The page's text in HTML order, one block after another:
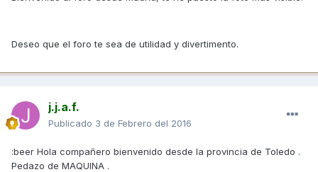
Deseo que el foro te sea de utilidad y divertimento.
j.j.a.f.
Publicado 3 de Febrero del 2016
:beer Hola compañero bienvenido desde la provincia de Toledo .
Pedazo de MAQUINA .